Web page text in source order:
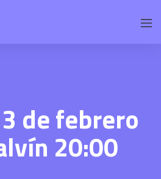
de febrero
20:00